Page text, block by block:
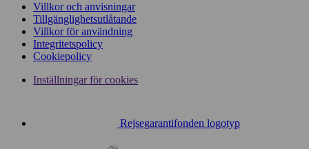
Villkor och anvisningar
Tillgänglighetsutlåtande
Villkor för användning
Integritetspolicy
Cookiepolicy
Inställningar för cookies
Rejsegarantifonden logotyp